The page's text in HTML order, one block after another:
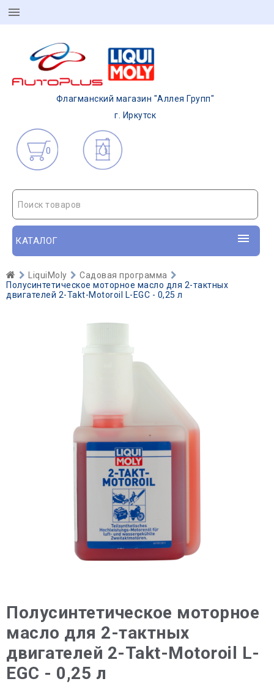
Флагманский магазин "Аллея Групп"
г. Иркутск
0
Поиск товаров
КАТАЛОГ
LiquiMoly
Садовая программа
Полусинтетическое моторное масло для 2-тактных
двигателей 2-Takt-Motoroil L-EGC - 0,25 л
Полусинтетическое моторное
масло для 2-тактных
двигателей 2-Takt-Motoroil L-
EGC - 0,25 л